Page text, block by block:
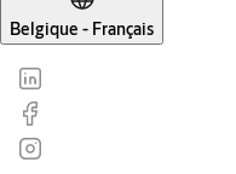
Belgique - Français